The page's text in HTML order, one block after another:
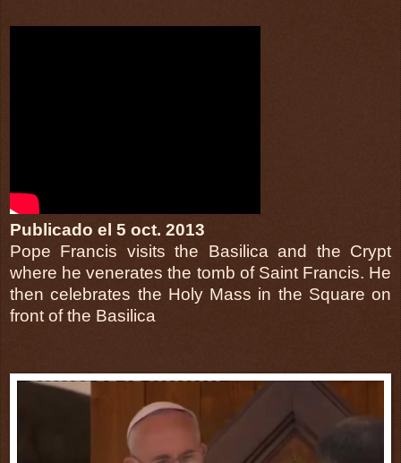
Publicado el 5 oct. 2013
Pope Francis visits the Basilica and the Crypt
where he venerates the tomb of Saint Francis. He
then celebrates the Holy Mass in the Square on
front of the Basilica